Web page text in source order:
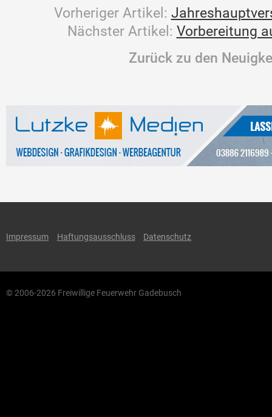
Vorheriger Artikel:
Nächster Artikel: Vorbereitung
Zurück zu den
Impressum Haftungsausschluss Datenschutz
© 2006-2026 Freiwillige Feuerwehr Gadebusch